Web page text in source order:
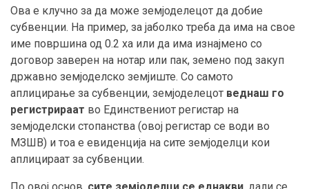
Ова е клучно за да може земјоделецот да добие
субвенции. На пример, за јаболко треба да има на свое
име површина од 0.2 ха или да има изнајмено со
договор заверен на нотар или пак, земено под закуп
државно земјоделско земјиште. Со самото
аплицирање за субвенции, земјоделецот веднаш го
регистрираат во Единствениот регистар на
земјоделски стопанства (овој регистар се води во
МЗШВ) и тоа е евиденција на сите земјоделци кои
аплицираат за субвенции.